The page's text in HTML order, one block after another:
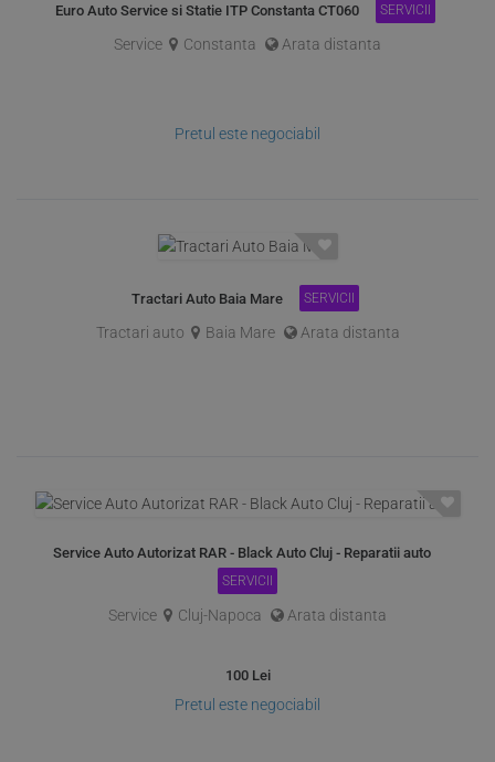
Euro Auto Service si Statie ITP Constanta CT060 SERVICII
Service Constanta Arata distanta
Pretul este negociabil
Tractari Auto Baia Mare SERVICII
Tractari auto Baia Mare Arata distanta
Service Auto Autorizat RAR - Black Auto Cluj - Reparatii auto
SERVICII
Service Cluj-Napoca Arata distanta
100 Lei
Pretul este negociabil